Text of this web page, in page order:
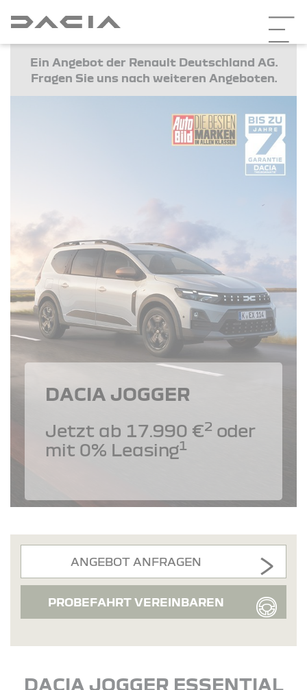
Ein Angebot der Renault Deutschland AG.
Fragen Sie uns nach weiteren Angeboten.
DACIA JOGGER
Jetzt ab 17.990 €2 oder
mit 0% Leasing1
ANGEBOT ANFRAGEN
PROBEFAHRT VEREINBAREN
DACIA JOGGER ESSENTIAL